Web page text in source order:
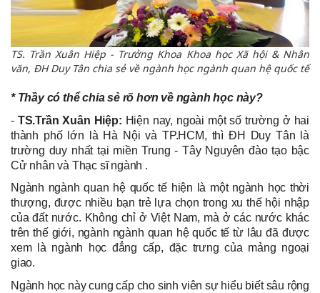
TS. Trần Xuân Hiệp - Trưởng Khoa Khoa học Xã hội & Nhân
văn, ĐH Duy Tân chia sẻ về ngành học ngành quan hệ quốc tế
* Thầy có thể chia sẻ rõ hơn về ngành học này?
- TS.Trần Xuân Hiệp: Hiện nay, ngoài một số trường ở hai
thành phố lớn là Hà Nội và TP.HCM, thì ĐH Duy Tân là
trường duy nhất tại miền Trung - Tây Nguyên đào tạo bậc
Cử nhân và Thạc sĩ ngành .
Ngành ngành quan hệ quốc tế hiện là một ngành học thời
thượng, được nhiều bạn trẻ lựa chọn trong xu thế hội nhập
của đất nước. Không chỉ ở Việt Nam, mà ở các nước khác
trên thế giới, ngành ngành quan hệ quốc tế từ lâu đã được
xem là ngành học đẳng cấp, đặc trưng của mảng ngoại
giao.
Ngành học này cung cấp cho sinh viên sự hiểu biết sâu rộng